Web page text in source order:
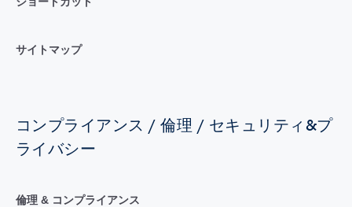
サイトマップ
コンプライアンス / 倫理 / セキュリティ&プ
ライバシー
倫理 & コンプライアンス